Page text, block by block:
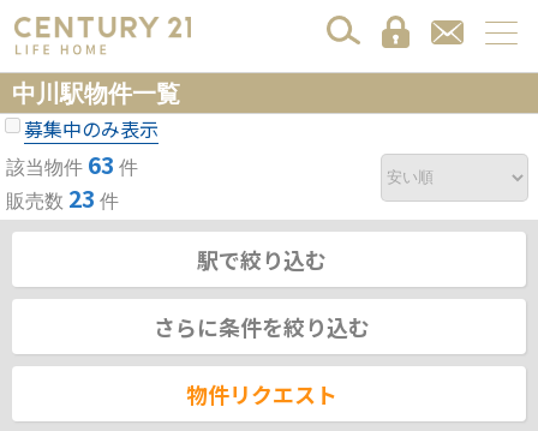
中川駅物件一覧
募集中のみ表示
該当物件 63 件
販売数 23 件
駅で絞り込む
さらに条件を絞り込む
物件リクエスト